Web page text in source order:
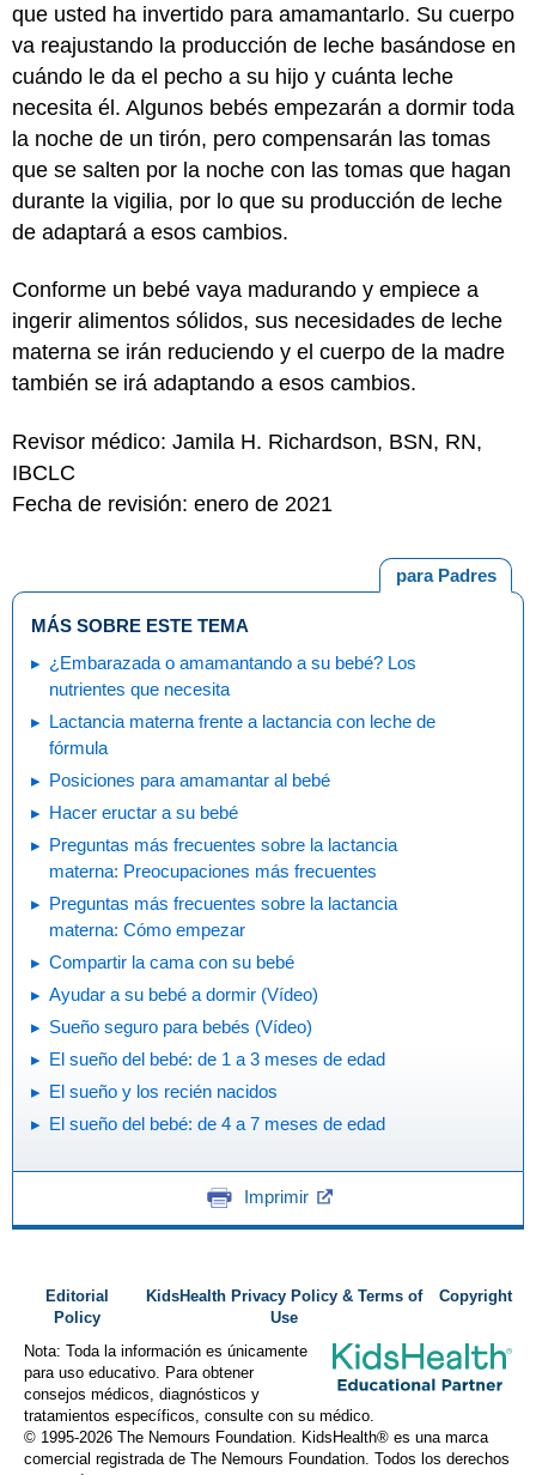
que usted ha invertido para amamantarlo. Su cuerpo
va reajustando la producción de leche basándose en
cuándo le da el pecho a su hijo y cuánta leche
necesita él. Algunos bebés empezarán a dormir toda
la noche de un tirón, pero compensarán las tomas
que se salten por la noche con las tomas que hagan
durante la vigilia, por lo que su producción de leche
de adaptará a esos cambios.
Conforme un bebé vaya madurando y empiece a
ingerir alimentos sólidos, sus necesidades de leche
materna se irán reduciendo y el cuerpo de la madre
también se irá adaptando a esos cambios.
Revisor médico: Jamila H. Richardson, BSN, RN,
IBCLC
Fecha de revisión: enero de 2021
para Padres
MÁS SOBRE ESTE TEMA
¿Embarazada o amamantando a su bebé? Los
nutrientes que necesita
Lactancia materna frente a lactancia con leche de
fórmula
Posiciones para amamantar al bebé
Hacer eructar a su bebé
Preguntas más frecuentes sobre la lactancia
materna: Preocupaciones más frecuentes
Preguntas más frecuentes sobre la lactancia
materna: Cómo empezar
Compartir la cama con su bebé
Ayudar a su bebé a dormir (Vídeo)
Sueño seguro para bebés (Vídeo)
El sueño del bebé: de 1 a 3 meses de edad
El sueño y los recién nacidos
El sueño del bebé: de 4 a 7 meses de edad
Imprimir
Editorial
Policy
KidsHealth Privacy Policy & Terms of
Use
Copyright
Nota: Toda la información es únicamente
para uso educativo. Para obtener
consejos médicos, diagnósticos y
tratamientos específicos, consulte con su médico.
© 1995-2026 The Nemours Foundation. KidsHealth® es una marca
comercial registrada de The Nemours Foundation. Todos los derechos